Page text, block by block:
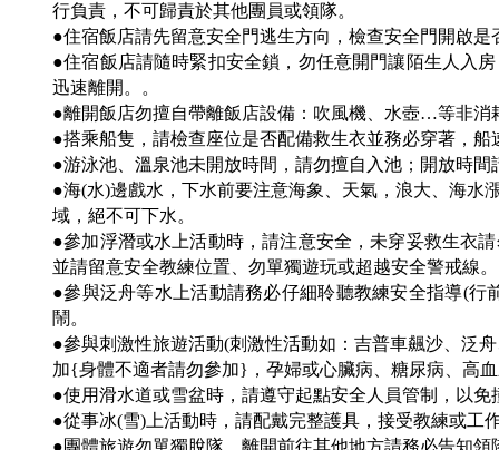
行負責，不可歸責於其他團員或領隊。
●住宿飯店請先留意安全門逃生方向，檢查安全門開啟
●住宿飯店請隨時緊扣安全鎖，勿任意開門讓陌生人入
迅速離開。。
●離開飯店勿擅自帶離飯店設備：吹風機、水壺…等非消
●搭乘船隻，請檢查座位是否配備救生衣並務必穿著，
●游泳池、溫泉池未開放時間，請勿擅自入池；開放時
●海(水)邊戲水，下水前要注意海象、天氣，浪大、海水
域，絕不可下水。
●參加浮潛或水上活動時，請注意安全，未穿妥救生衣
並請留意安全教練位置、勿單獨遊玩或超越安全警戒線。
●參與泛舟等水上活動請務必仔細聆聽教練安全指導(
鬧。
●參與刺激性旅遊活動(刺激性活動如：吉普車飆沙、泛
加{身體不適者請勿參加}，孕婦或心臟病、糖尿病、高
●使用滑水道或雪盆時，請遵守起點安全人員管制，以
●從事冰(雪)上活動時，請配戴完整護具，接受教練或工
●團體旅遊勿單獨脫隊，離開前往其他地方請務必告知領